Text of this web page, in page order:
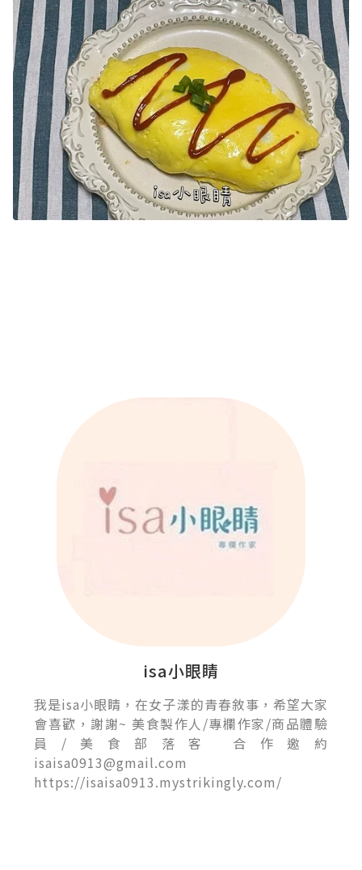
isa小眼睛
我是isa小眼睛，在女子漾的青春敘事，希望大家
會喜歡，謝謝~ 美食製作人/專欄作家/商品體驗
員/美食部落客 合作邀約
isaisa0913@gmail.com
https://isaisa0913.mystrikingly.com/